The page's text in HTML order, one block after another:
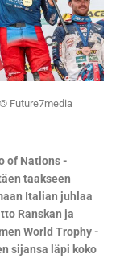
Future7media
of Nations -
taakseen
Italian juhlaa
Ranskan ja
World Trophy -
sijansa läpi koko